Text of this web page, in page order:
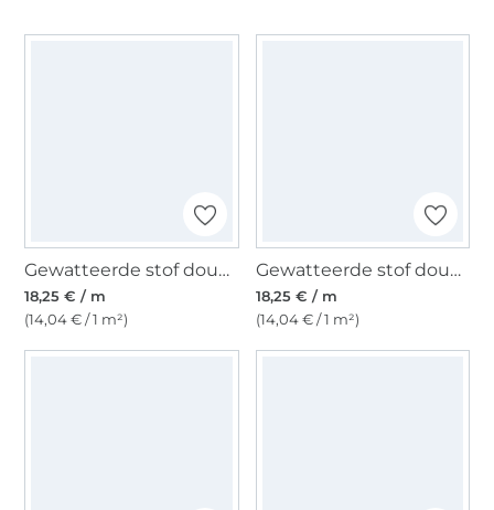
Gewatteerde stof doubleface Enjoy Bright Horizon leo love, lichtfuchsia
18,25 € / m
(14,04 € / 1 m²)
Gewatteerde stof doubleface Enjoy Ocean Breeze, marineblauw
18,25 € / m
(14,04 € / 1 m²)